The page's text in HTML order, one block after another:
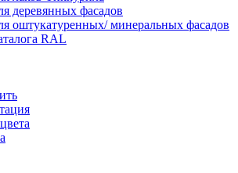
деревянных фасадов
оштукатуренных/ минеральных фасадов
RAL